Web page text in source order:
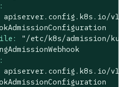
apiserver.config.k8s.io/v1
"/etc/k8s/admission/
apiserver.config.k8s.io/v1